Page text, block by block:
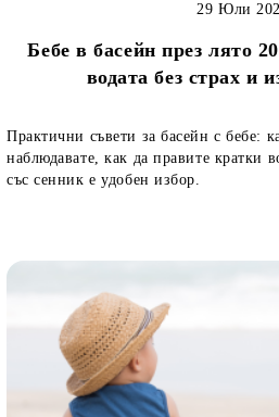
Бебе в басейн през лято
водата без страх и
29 Юли
Практични съвети за басейн с бебе:
наблюдавате, как да правите кратки
със сенник е удобен избор.